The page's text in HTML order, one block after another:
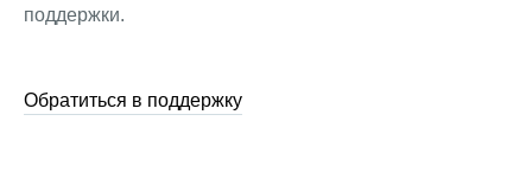
поддержки.
Обратиться в поддержку